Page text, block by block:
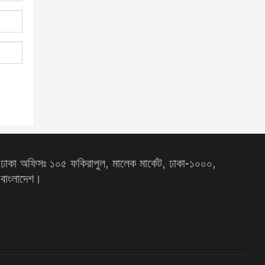
ঢাকা অফিসঃ ১০৫ ফকিরাপুল, মালেক মার্কেট, ঢাকা-১০০০,
বাংলাদেশ।